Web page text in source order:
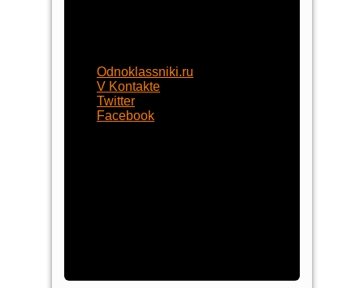
Odnoklassniki.ru
V Kontakte
Twitter
Facebook